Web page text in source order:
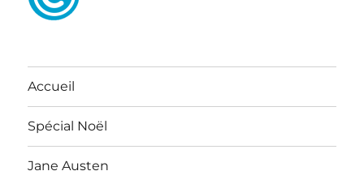
Accueil
Spécial Noël
Jane Austen